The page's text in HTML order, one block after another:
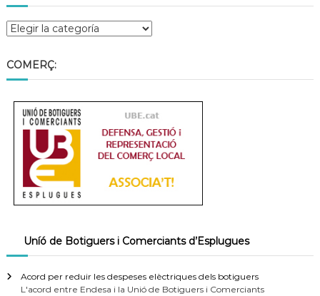
COMERÇ:
Uníó de Botiguers i Comerciants d’Esplugues
Acord per reduir les despeses elèctriques dels botiguers
L'acord entre Endesa i la Unió de Botiguers i Comerciants